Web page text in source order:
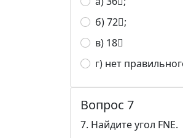
б) 72;
в) 18
г) нет
Вопрос 7
7. Найдите угол FNE.